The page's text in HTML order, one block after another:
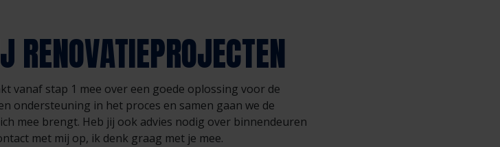
RENOVATIEPROJECTEN
vanaf stap 1 mee over een goede oplossing voor de
ondersteuning in het proces en samen gaan we de
mee brengt. Heb jij ook advies nodig over binnendeuren
met mij op, ik denk graag met je mee.